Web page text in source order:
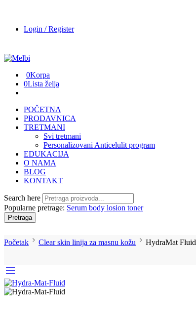
Login / Register
0Korpa
0Lista želja
POČETNA
PRODAVNICA
TRETMANI
Svi tretmani
Personalizovani Anticelulit program
EDUKACIJA
O NAMA
BLOG
KONTAKT
Search here
Popularne pretrage: Serum body losion toner
Pretraga
Početak Clear skin linija za masnu kožu HydraMat Fluid